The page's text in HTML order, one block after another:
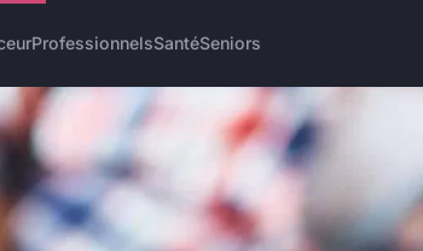
ProfessionnelsSantéSeniors